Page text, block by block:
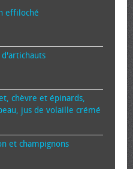
effiloché
chèvre et épinards,
jus de volaille crémé
et champignons